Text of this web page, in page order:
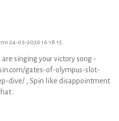
24-03-2026 16:18:15
singing your victory song -
gates-of-olympus-slot-
dive/ , Spin like disappointment
.